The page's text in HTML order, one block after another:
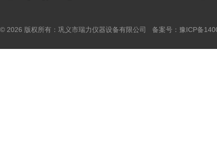
© 2026 版权所有：巩义市瑞力仪器设备有限公司 备案号： 豫ICP备